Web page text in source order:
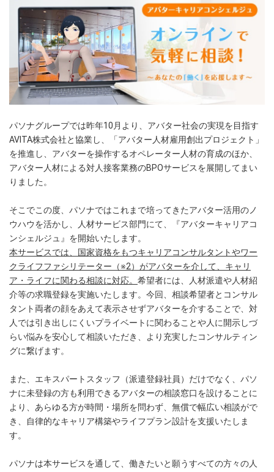
パソナグループでは昨年10月より、アバター社会の実現を目指す
AVITA株式会社と協業し、「アバター人材雇用創出プロジェクト」
を推進し、アバターを操作するオペレーター人材の育成のほか、
アバター人材による対人接客業務のBPOサービスを展開してまい
りました。
そこでこの度、パソナではこれまで培ってきたアバター活用のノ
ウハウを活かし、人材サービス部門にて、『アバターキャリアコ
ンシェルジュ』を開始いたします。
本サービスでは、国家資格をもつキャリアコンサルタントやワー
クライフファシリテーター（※2）がアバターを介して、キャリ
ア・ライフに関わる相談に対応。 希望者には、人材派遣や人材紹
介等の求職登録を実施いたします。今回、相談希望者とコンサル
タント両者の顔をあえて表示させずアバターを介することで、対
人では引き出しにくいプライベートに関わることや人に開示しづ
らい悩みを安心して相談いただき、より充実したコンサルティン
グに繋げます。
また、エキスパートスタッフ（派遣登録社員）だけでなく、パソ
ナに未登録の方も利用できるアバターの相談窓口を設けることに
より、あらゆる方が時間・場所を問わず、無償で幅広い相談がで
き、自律的なキャリア構築やライフプラン設計を支援いたしま
す。
パソナは本サービスを通して、働きたいと願うすべての方々の人